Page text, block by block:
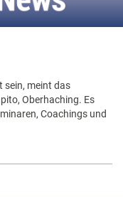
sein, meint das
Oberhaching. Es
Coachings und